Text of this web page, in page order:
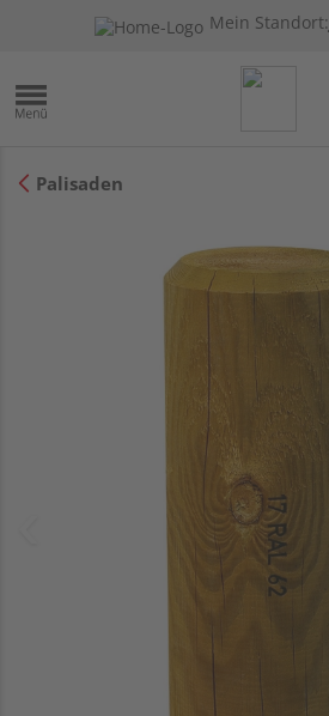
Mein Standort:
Palisaden